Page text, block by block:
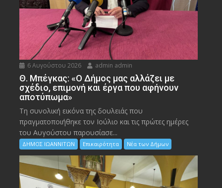
6 Αυγούστου 2026 admin admin
Θ. Μπέγκας: «Ο Δήμος μας αλλάζει με
σχέδιο, επιμονή και έργα που αφήνουν
αποτύπωμα»
Τη συνολική εικόνα της δουλειάς που
πραγματοποιήθηκε τον Ιούλιο και τις πρώτες ημέρες
του Αυγούστου παρουσίασε...
ΔΗΜΟΣ ΙΩΑΝΝΙΤΩΝ Επικαιρότητα Νέα των Δήμων